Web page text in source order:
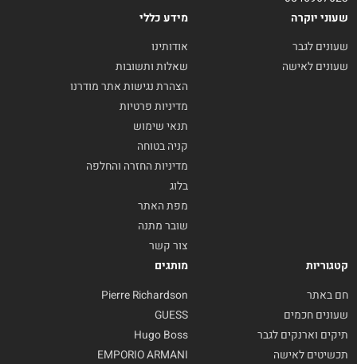
שעוני יוקרה
שעונים לגבר
שעונים לאישה
מידע כללי
אודותינו
שאלות ותשובות
הצהרת נגישות אתר מודרנו
מדיניות פרטיות
תנאי שימוש
קניה בטוחה
מדיניות החזרה והחלפה
בלוג
מפת האתר
שובר מתנה
צור קשר
קטגוריות
חם באתר
שעונים חכמים
תיקים וארנקים לגבר
תכשיטים לאישה
מותגים
Pierre Richardson
GUESS
Hugo Boss
EMPORIO ARMANI